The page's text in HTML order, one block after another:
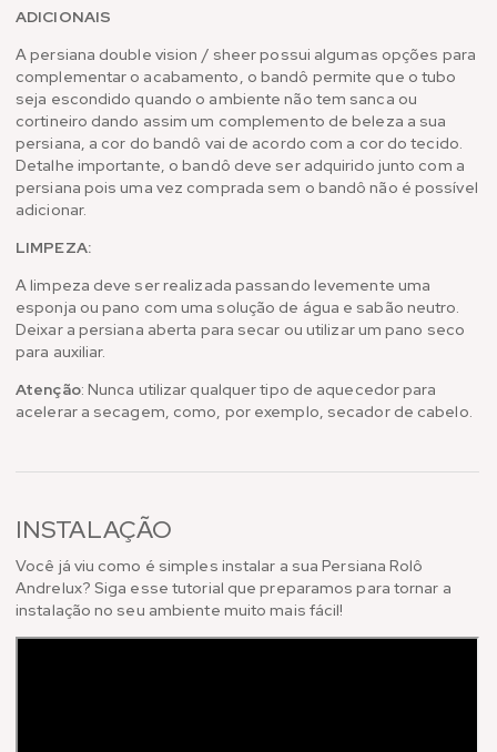
ADICIONAIS
A persiana double vision / sheer possui algumas opções para
complementar o acabamento, o bandô permite que o tubo
seja escondido quando o ambiente não tem sanca ou
cortineiro dando assim um complemento de beleza a sua
persiana, a cor do bandô vai de acordo com a cor do tecido.
Detalhe importante, o bandô deve ser adquirido junto com a
persiana pois uma vez comprada sem o bandô não é possível
adicionar.
LIMPEZA:
A limpeza deve ser realizada passando levemente uma
esponja ou pano com uma solução de água e sabão neutro.
Deixar a persiana aberta para secar ou utilizar um pano seco
para auxiliar.
Atenção: Nunca utilizar qualquer tipo de aquecedor para
acelerar a secagem, como, por exemplo, secador de cabelo.
INSTALAÇÃO
Você já viu como é simples instalar a sua Persiana Rolô
Andrelux? Siga esse tutorial que preparamos para tornar a
instalação no seu ambiente muito mais fácil!